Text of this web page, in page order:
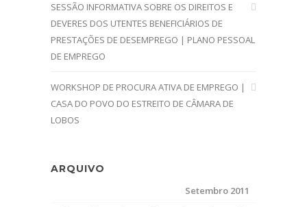
SESSÃO INFORMATIVA SOBRE OS DIREITOS E
DEVERES DOS UTENTES BENEFICIÁRIOS DE
PRESTAÇÕES DE DESEMPREGO | PLANO PESSOAL
DE EMPREGO
WORKSHOP DE PROCURA ATIVA DE EMPREGO |
CASA DO POVO DO ESTREITO DE CÂMARA DE
LOBOS
ARQUIVO
Setembro 2011